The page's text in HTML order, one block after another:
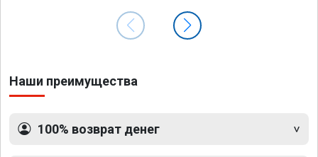
Наши преимущества
100% возврат денег